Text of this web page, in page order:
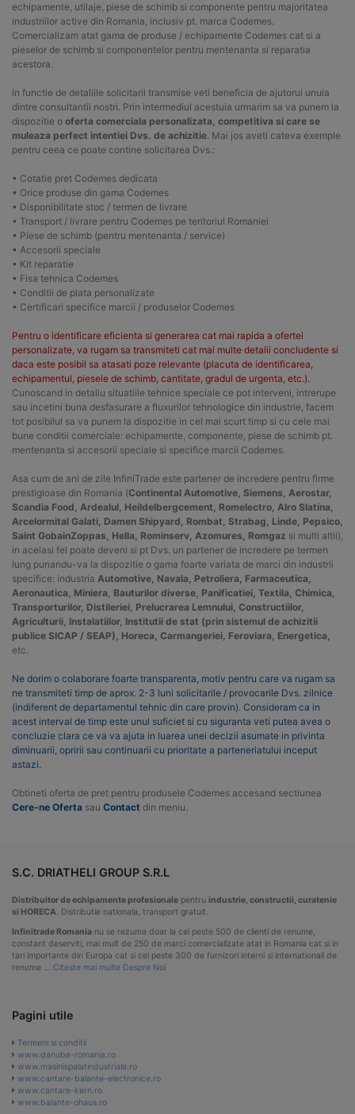
echipamente, utilaje, piese de schimb si componente pentru majoritatea
industriilor active din Romania, inclusiv pt. marca Codemes.
Comercializam atat gama de produse / echipamente Codemes cat si a
pieselor de schimb si componentelor pentru mentenanta si reparatia
acestora.
In functie de detaliile solicitarii transmise veti beneficia de ajutorul unuia
dintre consultantii nostri. Prin intermediul acestuia urmarim sa va punem la
dispozitie o oferta comerciala personalizata, competitiva si care se
muleaza perfect intentiei Dvs. de achizitie. Mai jos aveti cateva exemple
pentru ceea ce poate contine solicitarea Dvs.:
• Cotatie pret Codemes dedicata
• Orice produse din gama Codemes
• Disponibilitate stoc / termen de livrare
• Transport / livrare pentru Codemes pe teritoriul Romaniei
• Piese de schimb (pentru mentenanta / service)
• Accesorii speciale
• Kit reparatie
• Fisa tehnica Codemes
• Conditii de plata personalizate
• Certificari specifice marcii / produselor Codemes
Pentru o identificare eficienta si generarea cat mai rapida a ofertei
personalizate, va rugam sa transmiteti cat mai multe detalii concludente si
daca este posibil sa atasati poze relevante (placuta de identificarea,
echipamentul, piesele de schimb, cantitate, gradul de urgenta, etc.).
Cunoscand in detaliu situatiile tehnice speciale ce pot interveni, intrerupe
sau incetini buna desfasurare a fluxurilor tehnologice din industrie, facem
tot posibilul sa va punem la dispozitie in cel mai scurt timp si cu cele mai
bune conditii comerciale: echipamente, componente, piese de schimb pt.
mentenanta si accesorii speciale si specifice marcii Codemes.
Asa cum de ani de zile InfiniTrade este partener de incredere pentru firme
prestigioase din Romania (Continental Automotive, Siemens, Aerostar,
Scandia Food, Ardealul, Heildelbergcement, Romelectro, Alro Slatina,
Arcelormital Galati, Damen Shipyard, Rombat, Strabag, Linde, Pepsico,
Saint GobainZoppas, Hella, Rominserv, Azomures, Romgaz si multi altii),
in acelasi fel poate deveni si pt Dvs. un partener de incredere pe termen
lung punandu-va la dispozitie o gama foarte variata de marci din industrii
specifice: industria Automotive, Navala, Petroliera, Farmaceutica,
Aeronautica, Miniera, Bauturilor diverse, Panificatiei, Textila, Chimica,
Transporturilor, Distileriei, Prelucrarea Lemnului, Constructiilor,
Agriculturii, Instalatiilor, Institutii de stat (prin sistemul de achizitii
publice SICAP / SEAP), Horeca, Carmangeriei, Feroviara, Energetica,
etc.
Ne dorim o colaborare foarte transparenta, motiv pentru care va rugam sa
ne transmiteti timp de aprox. 2-3 luni solicitarile / provocarile Dvs. zilnice
(indiferent de departamentul tehnic din care provin). Consideram ca in
acest interval de timp este unul suficiet si cu siguranta veti putea avea o
concluzie clara ce va va ajuta in luarea unei decizii asumate in privinta
diminuarii, opririi sau continuarii cu prioritate a parteneriatului inceput
astazi.
Obtineti oferta de pret pentru produsele Codemes accesand sectiunea
Cere-ne Oferta sau Contact din meniu.
S.C. DRIATHELI GROUP S.R.L
Distribuitor de echipamente profesionale pentru industrie, constructii, curatenie
si HORECA. Distributie nationala, transport gratuit.
Infinitrade Romania nu se rezuma doar la cei peste 500 de clienti de renume,
constant deserviti, mai mult de 250 de marci comercializate atat in Romania cat si in
tari importante din Europa cat si cei peste 300 de furnizori interni si internationali de
renume … Citeste mai multe Despre Noi
Pagini utile
Termeni si conditii
www.danube-romania.ro
www.masinispalatindustriale.ro
www.cantare-balante-electronice.ro
www.cantare-kern.ro
www.balante-ohaus.ro